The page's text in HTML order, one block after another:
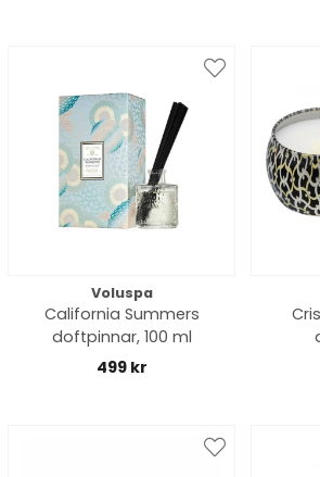
Voluspa
California Summers
doftpinnar, 100 ml
499 kr